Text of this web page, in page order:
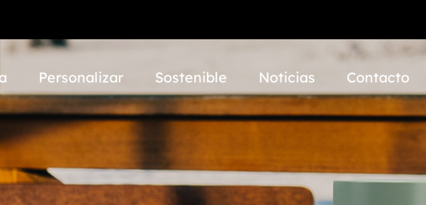
Personalizar Sostenible Noticias Contacto